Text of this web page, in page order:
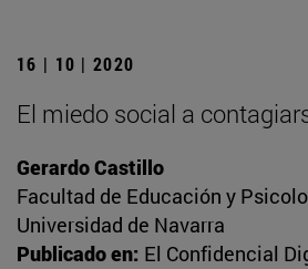
16 | 10 | 2020
El miedo social a
Gerardo Castillo
Facultad de Educación y
Universidad de Navarra
Publicado en: El Confidencial